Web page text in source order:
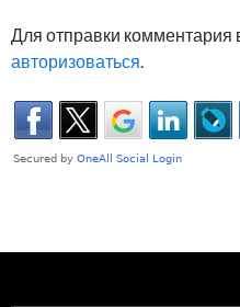
Для отправки
авторизоваться.